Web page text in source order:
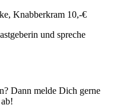
Knabberkram 10,-€
und spreche
Dann melde Dich gerne